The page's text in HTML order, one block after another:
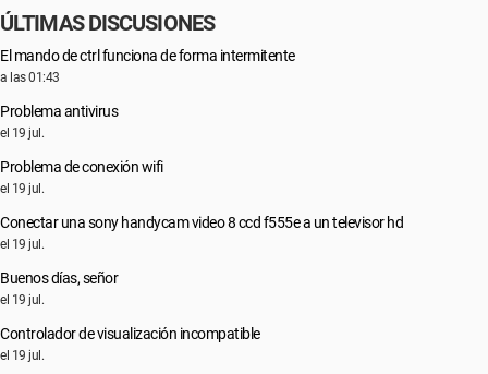
ÚLTIMAS DISCUSIONES
El mando de ctrl funciona de forma intermitente
a las 01:43
Problema antivirus
el 19 jul.
Problema de conexión wifi
el 19 jul.
Conectar una sony handycam video 8 ccd f555e a un televisor hd
el 19 jul.
Buenos días, señor
el 19 jul.
Controlador de visualización incompatible
el 19 jul.